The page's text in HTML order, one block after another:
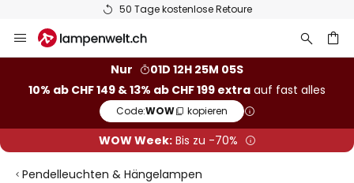
50 Tage kostenlose Retoure
Inhalt
Nur
01D 12H 25M 05S
10% ab CHF 149 & 13% ab CHF 199 extra auf fast alles
Code:WOW kopieren
WOW Week:Bis zu -70%
Pendelleuchten & Hängelampen